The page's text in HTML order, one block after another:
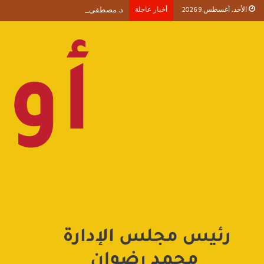
الأحد, أغسطس 9 2026 أخبار عاجلة د. مصطفى موسى يكتب الأربعون الإدارية (1) من يلا